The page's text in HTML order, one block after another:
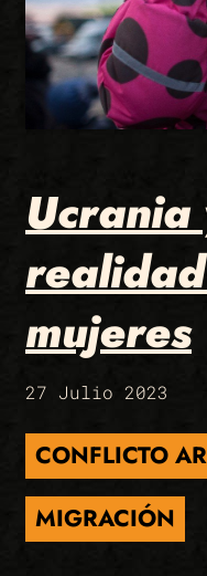
Ucrania
mujeres
27 Julio 2023
CONFLICTO
MIGRACIÓN